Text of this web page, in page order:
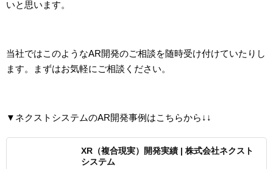
いと思います。
当社ではこのようなAR開発のご相談を随時受け付けていたりし
ます。まずはお気軽にご相談ください。
▼ネクストシステムのAR開発事例はこちらから↓↓
XR（複合現実）開発実績 | 株式会社ネクスト
システム